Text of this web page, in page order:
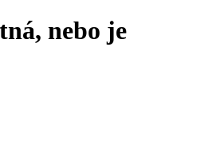
nebo je